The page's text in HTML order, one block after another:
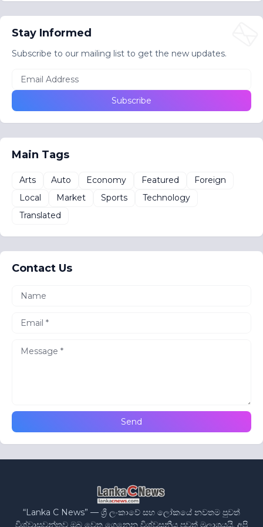
Stay Informed
Subscribe to our mailing list to get the new updates.
Main Tags
Arts Auto Economy Featured
Foreign
Local
Market Sports
Technology
Translated
Contact Us
“Lanka C News” — ශ්‍රී ලංකාවේ සහ ලෝකයේ නවතම පුවත්
විශ්වාසවන්තව ඔබ වෙත ගෙනෙන විශ්වසනීය පුවත් මූලාශ්‍රයයි. අපි